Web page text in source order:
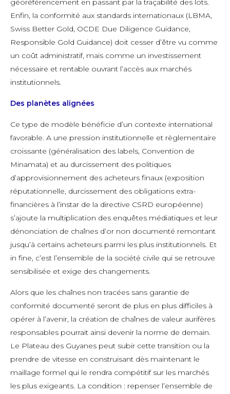
géoréférencement en passant par la traçabilité des lots.
Enfin, la conformité aux standards internationaux (LBMA,
Swiss Better Gold, OCDE Due Diligence Guidance,
Responsible Gold Guidance) doit cesser d’être vu comme
un coût administratif, mais comme un investissement
nécessaire et rentable ouvrant l’accès aux marchés
institutionnels.
Des planètes alignées
Ce type de modèle bénéficie d’un contexte international
favorable. A une pression institutionnelle et règlementaire
croissante (généralisation des labels, Convention de
Minamata) et au durcissement des politiques
d’approvisionnement des acheteurs finaux (exposition
réputationnelle, durcissement des obligations extra-
financières à l’instar de la directive CSRD européenne)
s’ajoute la multiplication des enquêtes médiatiques et leur
dénonciation de chaînes d’or non documenté remontant
jusqu’à certains acheteurs parmi les plus institutionnels. Et
in fine, c’est l’ensemble de la société civile qui se retrouve
sensibilisée et exige des changements.
Alors que les chaînes non tracées sans garantie de
conformité documenté seront de plus en plus difficiles à
opérer à l’avenir, la création de chaînes de valeur aurifères
responsables pourrait ainsi devenir la norme de demain.
Le Plateau des Guyanes peut subir cette transition ou la
prendre de vitesse en construisant dès maintenant le
maillage formel qui le rendra compétitif sur les marchés
les plus exigeants. La condition : repenser l’ensemble de